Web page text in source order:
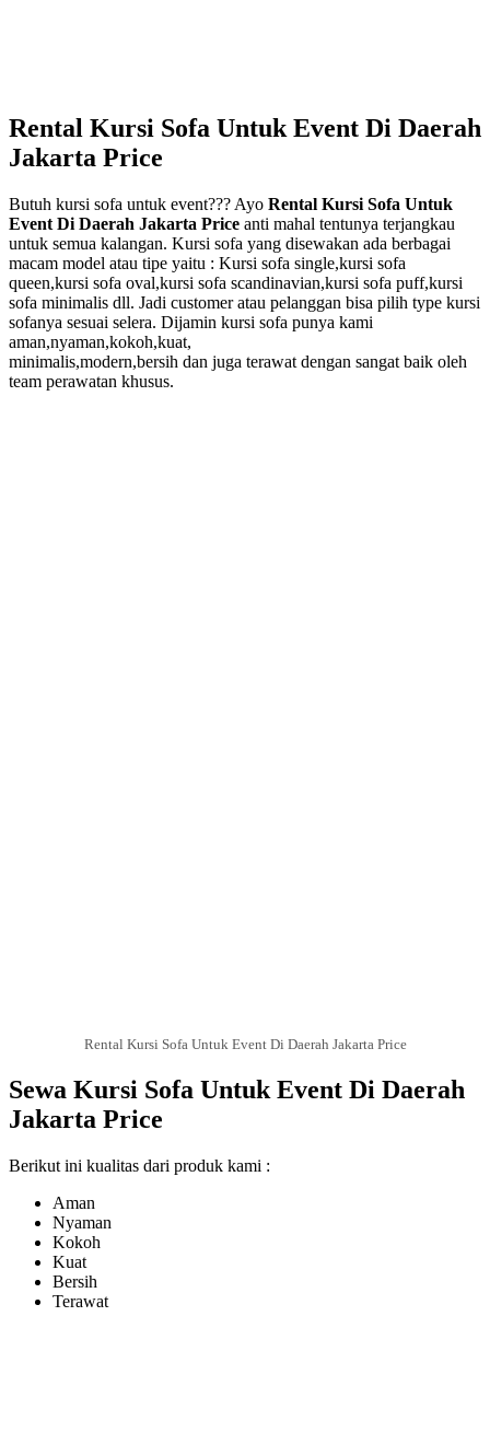
Rental Kursi Sofa Untuk Event Di Daerah
Jakarta Price
Butuh kursi sofa untuk event??? Ayo Rental Kursi Sofa Untuk
Event Di Daerah Jakarta Price anti mahal tentunya terjangkau
untuk semua kalangan. Kursi sofa yang disewakan ada berbagai
macam model atau tipe yaitu : Kursi sofa single,kursi sofa
queen,kursi sofa oval,kursi sofa scandinavian,kursi sofa puff,kursi
sofa minimalis dll. Jadi customer atau pelanggan bisa pilih type kursi
sofanya sesuai selera. Dijamin kursi sofa punya kami
aman,nyaman,kokoh,kuat,
minimalis,modern,bersih dan juga terawat dengan sangat baik oleh
team perawatan khusus.
Rental Kursi Sofa Untuk Event Di Daerah Jakarta Price
Sewa Kursi Sofa Untuk Event Di Daerah
Jakarta Price
Berikut ini kualitas dari produk kami :
Aman
Nyaman
Kokoh
Kuat
Bersih
Terawat